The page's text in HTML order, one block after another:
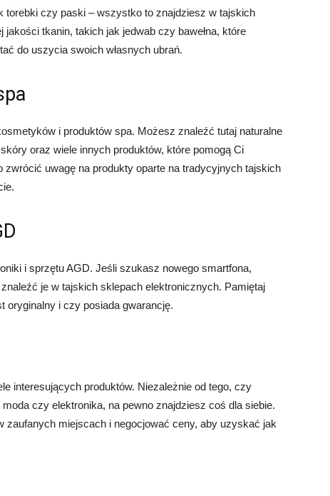
torebki czy paski – wszystko to znajdziesz w tajskich
jakości tkanin, takich jak jedwab czy bawełna, które
do uszycia swoich własnych ubrań.
i produktów spa. Możesz znaleźć tutaj naturalne
oraz wiele innych produktów, które pomogą Ci
zwrócić uwagę na produkty oparte na tradycyjnych tajskich
i sprzętu AGD. Jeśli szukasz nowego smartfona,
je w tajskich sklepach elektronicznych. Pamiętaj
oryginalny i czy posiada gwarancję.
interesujących produktów. Niezależnie od tego, czy
czy elektronika, na pewno znajdziesz coś dla siebie.
zaufanych miejscach i negocjować ceny, aby uzyskać jak